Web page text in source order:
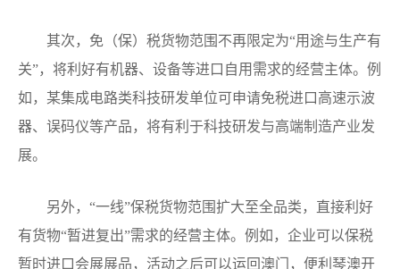
其次，免（保）税货物范围不再限定为“用途与生产有
关”，将利好有机器、设备等进口自用需求的经营主体。例
如，某集成电路类科技研发单位可申请免税进口高速示波
器、误码仪等产品，将有利于科技研发与高端制造产业发
展。
另外，“一线”保税货物范围扩大至全品类，直接利好
有货物“暂进复出”需求的经营主体。例如，企业可以保税
暂时进口会展展品，活动之后可以运回澳门，便利琴澳开